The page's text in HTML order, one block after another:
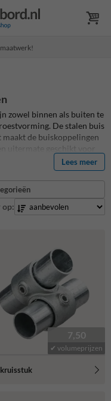
zowel binnen als buiten te
De stalen buis
de buiskoppelingen
uitermate geschikt voor
zijn te verkijgen in
verkrijgbaar zijn in
Lees meer
op:
7,50
✔ volumeprijzen